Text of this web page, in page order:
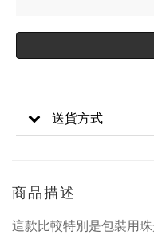
送貨方式
商品描述
這款比較特別是包裝用